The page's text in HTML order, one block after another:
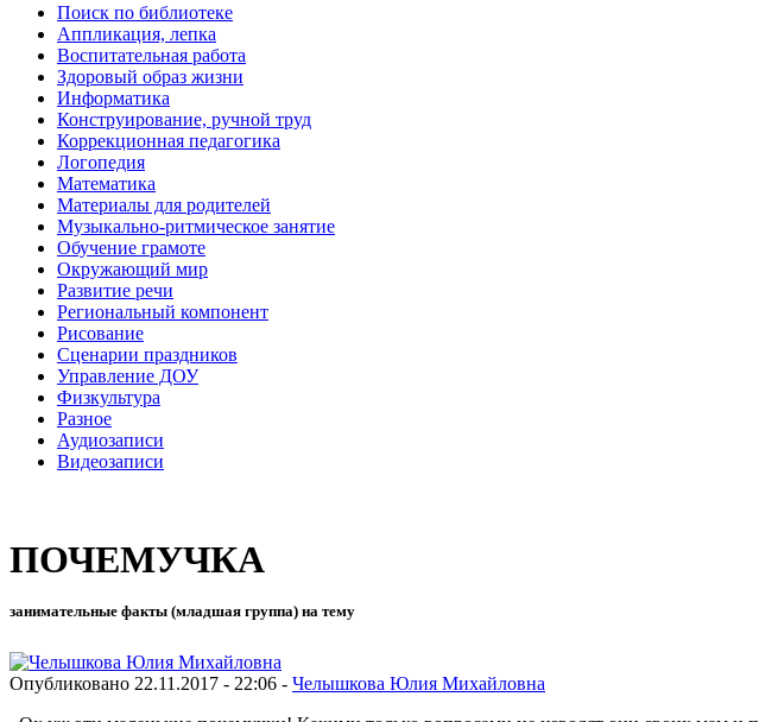
Поиск по библиотеке
Аппликация, лепка
Воспитательная работа
Здоровый образ жизни
Информатика
Конструирование, ручной труд
Коррекционная педагогика
Логопедия
Математика
Материалы для родителей
Музыкально-ритмическое занятие
Обучение грамоте
Окружающий мир
Развитие речи
Региональный компонент
Рисование
Сценарии праздников
Управление ДОУ
Физкультура
Разное
Аудиозаписи
Видеозаписи
ПОЧЕМУЧКА
занимательные факты (младшая группа) на тему
Опубликовано 22.11.2017 - 22:06 - Челышкова Юлия Михайловна